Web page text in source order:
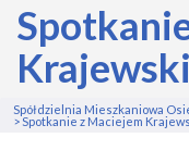
Spółdzielnia Mieszkaniowa
>Spotkanie z Maciejem